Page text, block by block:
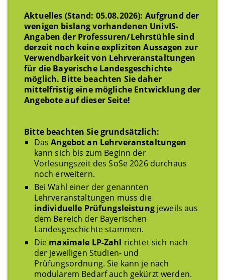
Aktuelles (Stand: 05.08.2026): Aufgrund der
wenigen bislang vorhandenen UnivIS-
Angaben der Professuren/Lehrstühle sind
derzeit noch keine expliziten Aussagen zur
Verwendbarkeit von Lehrveranstaltungen
für die Bayerische Landesgeschichte
möglich. Bitte beachten Sie daher
mittelfristig eine mögliche Entwicklung der
Angebote auf dieser Seite!
Bitte beachten Sie grundsätzlich:
DasAngebot an Lehrveranstaltungen
kann sich bis zum Beginn der
Vorlesungszeit des SoSe 2026 durchaus
noch erweitern.
Bei Wahl einer der genannten
Lehrveranstaltungen muss die
individuelle Prüfungsleistungjeweils aus
dem Bereich der Bayerischen
Landesgeschichte stammen.
Die maximale LP-Zahl richtet sich nach
der jeweiligen Studien- und
Prüfungsordnung. Sie kann je nach
modularem Bedarf auch gekürzt werden.